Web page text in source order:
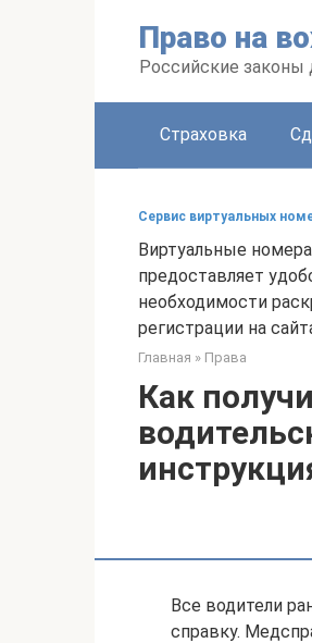
Право на
Российские законы
Страховка
Сервис виртуальных
Виртуальные
предоставляет
необходимости
регистрации на
Главная » Права
Как
Все водители
справку.